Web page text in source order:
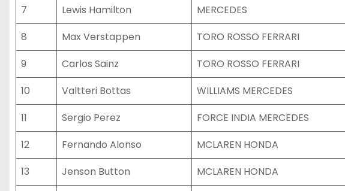
7
Lewis Hamilton MERCEDES
8
Max Verstappen TORO ROSSO FERRARI
9
Carlos Sainz TORO ROSSO FERRARI
10
Valtteri Bottas WILLIAMS MERCEDES
11
Sergio Perez FORCE INDIA MERCEDES
12
Fernando Alonso MCLAREN HONDA
13
Jenson Button MCLAREN HONDA